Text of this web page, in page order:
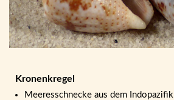
Kronenkregel
Meeresschnecke aus dem Indopazifik